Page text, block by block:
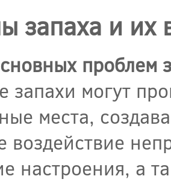
запаха и их
проблем
запахи могут
места,
воздействие
настроения, а